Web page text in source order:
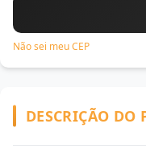
Não sei meu CEP
DESCRIÇÃO DO